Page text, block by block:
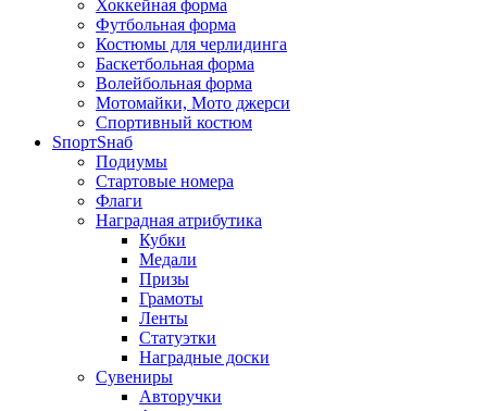
Хоккейная форма
Футбольная форма
Костюмы для черлидинга
Баскетбольная форма
Волейбольная форма
Мотомайки, Мото джерси
Спортивный костюм
SпортSнаб
Подиумы
Стартовые номера
Флаги
Наградная атрибутика
Кубки
Медали
Призы
Грамоты
Ленты
Статуэтки
Наградные доски
Сувениры
Авторучки